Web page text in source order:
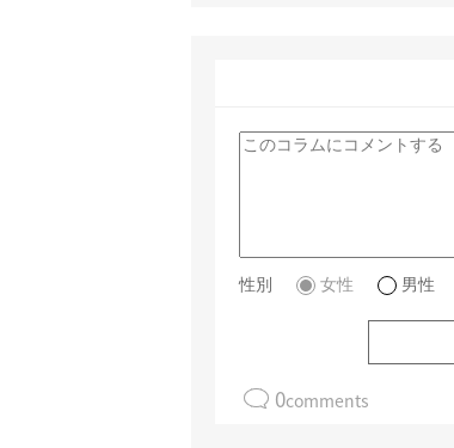
性別 女性 男性
0comments